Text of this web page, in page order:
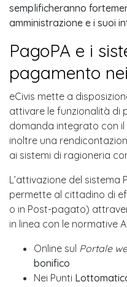
semplificheranno
amministrazione e i suoi
PagoPA e i
pagamento
eCivis mette a
attivare le funzionalità di
domanda integrato con il
inoltre una
ai sistemi di ragioneria
L’attivazione del sistema
permette al cittadino di
o in Post-pagato)
in linea con le normative
Online sul Portale
bonifico
Nei Punti